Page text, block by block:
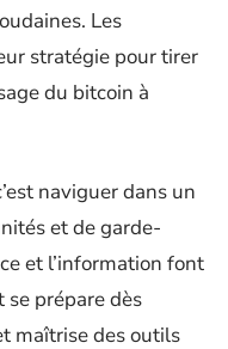
Les
stratégie pour tirer
du bitcoin à
naviguer dans un
et de garde-
et l’information font
prépare dès
maîtrise des outils